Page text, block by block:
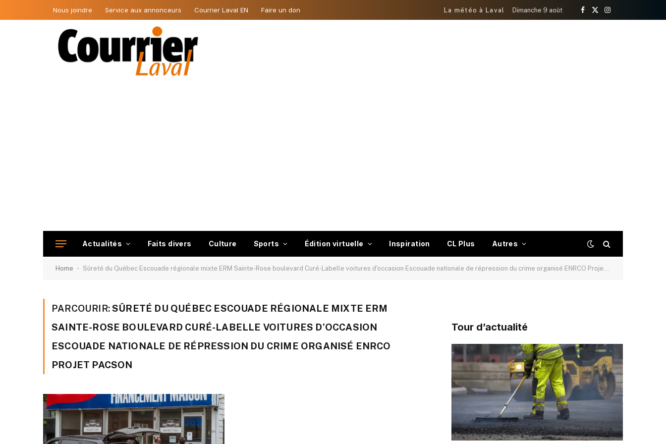
Nous joindre Service aux annonceurs Courrier Laval EN Faire un don La météo à Laval Dimanche 9 août
Facebook
X
Instagram
Actualités Faits divers Culture Sports Édition virtuelle Inspiration CL Plus Autres
Home - Sûreté du Québec Escouade régionale mixte ERM Sainte-Rose boulevard Curé-Labelle voitures d'occasion Escouade nationale de répression du crime organisé ENRCO Projet Pacson
PARCOURIR:SÛRETÉ DU QUÉBEC ESCOUADE RÉGIONALE MIXTE ERM
SAINTE-ROSE BOULEVARD CURÉ-LABELLE VOITURES D’OCCASION
ESCOUADE NATIONALE DE RÉPRESSION DU CRIME ORGANISÉ ENRCO
PROJET PACSON
Tour d’actualité